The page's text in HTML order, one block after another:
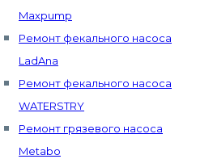
Maxpump
Ремонт фекального насоса
LadAna
Ремонт фекального насоса
WATERSTRY
Ремонт грязевого насоса
Metabo